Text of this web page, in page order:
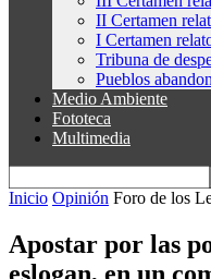
II Certamen
I Certamen
Tribuna de
Pueblos
Medio Ambiente
Fototeca
Multimedia
Inicio Opinión Foro de los
Apostar por las